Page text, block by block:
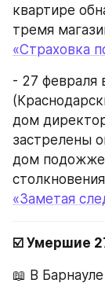
квартире
тремя
«Страховка
- 27 февраля
дом
застрелены
дом
«Заметая
☑️ Умершие
📖 В